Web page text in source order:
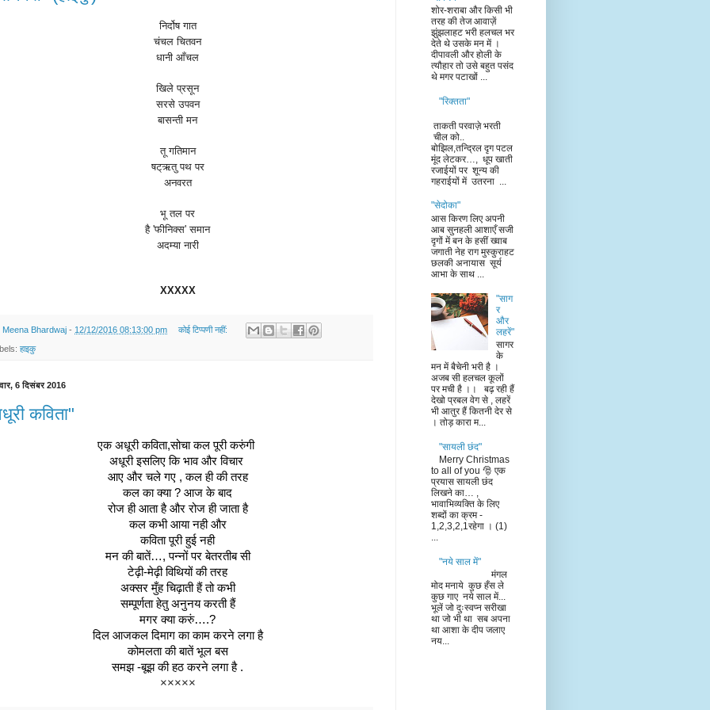
निर्दोष गात
चंचल चितवन
धानी आँचल
खिले प्रसून
सरसे उपवन
बासन्ती मन
तू गतिमान
षट्ऋतु पथ पर
अनवरत
भू तल पर
है'फीनिक्स'समान
अदम्या नारी
XXXXX
Meena Bhardwaj - 12/12/2016 08:13:00 pm कोई टिप्पणी नहीं:
हाइकु
6 दिसंबर 2016
कविता"
एक अधूरी कविता,सोचा कल पूरी करुंगी
अधूरी इसलिए कि भाव और विचार
आए और चले गए , कल ही की तरह
कल का क्या ? आज के बाद
रोज ही आता है और रोज ही जाता है
कल कभी आया नही और
कविता पूरी हुई नही
मन की बातें…, पन्नों पर बेतरतीब सी
टेढ़ी-मेढ़ी विथियों की तरह
अक्सर मुँह चिढ़ाती हैं तो कभी
सम्पूर्णता हेतु अनुनय करती हैं
मगर क्या करुं….?
दिल आजकल दिमाग का काम करने लगा है
कोमलता की बातें भूल बस
समझ -बूझ की हठ करने लगा है .
×××××
शोर-शराबा और किसी भी
तरह की तेज आवाज़ें
झुंझलाहट भरी हलचल भर
देते थे उसके मन में ।
दीपावली और होली के
त्यौहार तो उसे बहुत पसंद
थे मगर पटाखों ...
"रिक्तता"
ताकती परवाज़े भरती
चील को..
बोझिल,तन्द्रिल दृग पटल
मूंद लेटकर…, धूप खाती
रजाईयों पर शून्य की
गहराईयों में उतरना ...
"सेदोका"
आस किरण लिए अपनी
आब सुनहली आशाएँ सजी
दृगों में बन के हसीं ख्वाब
जगाती नेह राग मुस्कुराहट
छलकी अनायास सूर्य
आभा के साथ ...
"साग
र
और
लहरें"
सागर
के
मन में बैचेनी भरी है ।
अजब सी हलचल कूलों
पर मची है ।। बढ़ रही हैं
देखो प्रबल वेग से , लहरें
भी आतुर हैं कितनी देर से
। तोड़ कारा म...
"सायली छंद"
Merry Christmas
to all of you 🎅 एक
प्रयास सायली छंद
लिखने का… ,
भावाभिव्यक्ति के लिए
शब्दों का क्रम -
1,2,3,2,1रहेगा । (1)
...
"नये साल में"
मंगल
मोद मनाये कुछ हँस ले
कुछ गाए नये साल में...
भूलें जो दुःस्वप्न सरीखा
था जो भी था सब अपना
था आशा के दीप जलाए
नय...